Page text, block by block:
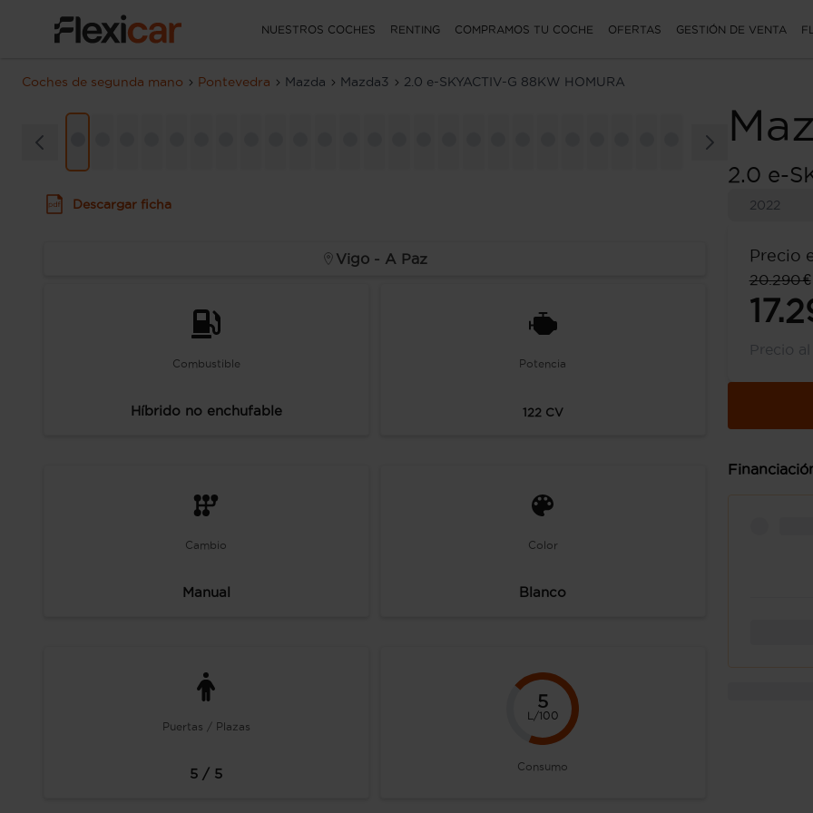
NUESTROS COCHES RENTING COMPRAMOS TU COCHE OFERTAS GESTIÓN DE VENTA
Coches de segunda mano Pontevedra Mazda Mazda3 2.0 e-SKYACTIV-G 88KW HOMURA
2.0 e-
2022
Precio
20.290 €
Precio
Descargar ficha
Vigo - A Paz
Combustible
Híbrido no enchufable
Potencia
122 CV
Cambio
Manual
Color
Blanco
Puertas / Plazas
5 / 5
5
L/100
Consumo